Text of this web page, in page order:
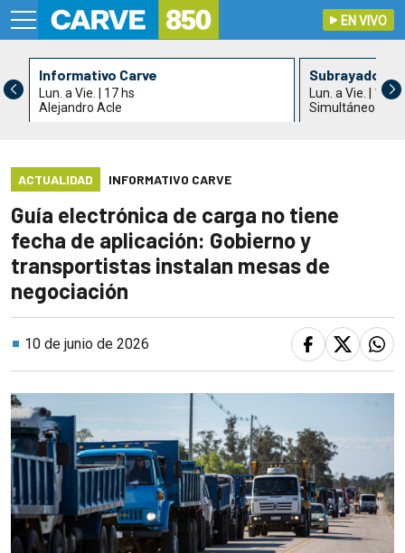
EN VIVO
Informativo Carve
Lun. a Vie. | 17 hs
Alejandro Acle
Subrayado
Lun. a Vie. | 18 hs
Simultáneo con
ACTUALIDAD INFORMATIVO CARVE
Guía electrónica de carga no tiene
fecha de aplicación: Gobierno y
transportistas instalan mesas de
negociación
10 de junio de 2026